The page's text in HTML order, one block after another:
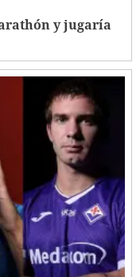
y jugaría